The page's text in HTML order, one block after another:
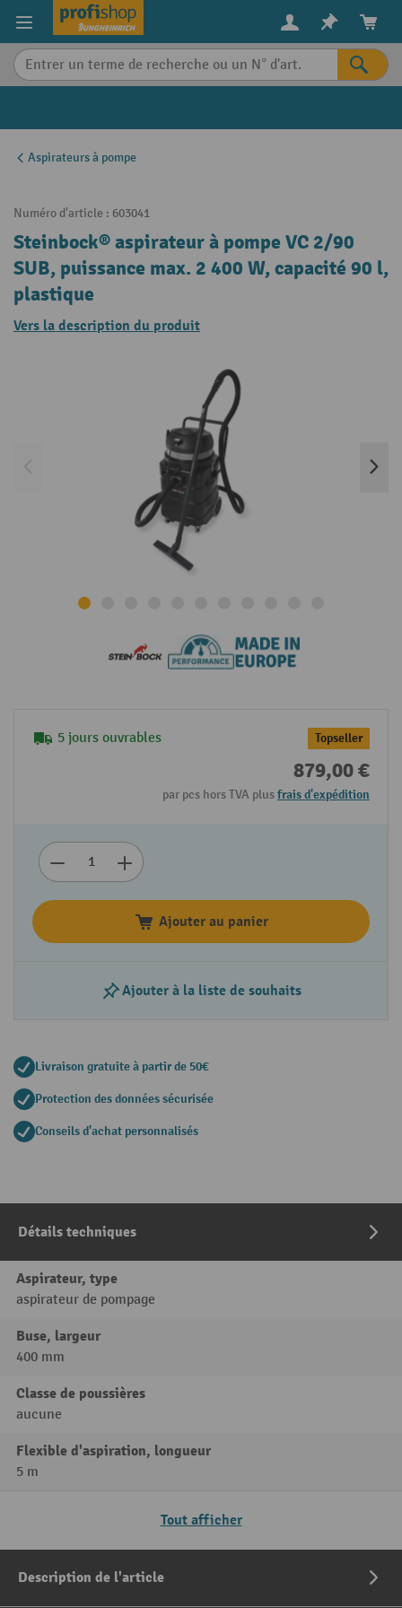
content
Aspirateurs à pompe
Numéro d'article : 603041
Steinbock® aspirateur à pompe VC 2/90
SUB, puissance max. 2 400 W, capacité 90 l,
plastique
Vers la description du produit
5 jours ouvrables Topseller
879,00 €
par pcs hors TVA plusfrais d'expédition
Ajouter au panier
Ajouter à la liste de souhaits
Livraison gratuite à partir de 50€
Protection des données sécurisée
Conseils d'achat personnalisés
Détails techniques
Aspirateur, type
aspirateur de pompage
Buse, largeur
400 mm
Classe de poussières
aucune
Flexible d'aspiration, longueur
5 m
Tout afficher
Description de l'article